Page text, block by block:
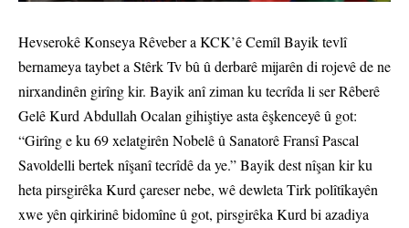
Hevserokê Konseya Rêveber a KCK’ê Cemîl Bayik tevlî
bernameya taybet a Stêrk Tv bû û derbarê mijarên di rojevê de ne
nirxandinên girîng kir. Bayik anî ziman ku tecrîda li ser Rêberê
Gelê Kurd Abdullah Ocalan gihiştiye asta êşkenceyê û got:
“Girîng e ku 69 xelatgirên Nobelê û Sanatorê Fransî Pascal
Savoldelli bertek nîşanî tecrîdê da ye.” Bayik dest nîşan kir ku
heta pirsgirêka Kurd çareser nebe, wê dewleta Tirk polîtîkayên
xwe yên qirkirinê bidomîne û got, pirsgirêka Kurd bi azadiya